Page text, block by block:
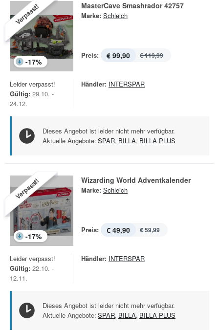
Verpasst!
-17%
MasterCave Smashrador 42757
Marke: Schleich
Preis: € 99,90 € 119,99
Leider verpasst!
Gültig: 29.10. -
24.12.
Händler: INTERSPAR
Dieses Angebot ist leider nicht mehr verfügbar.
Aktuelle Angebote: SPAR, BILLA, BILLA PLUS
Verpasst!
-17%
Wizarding World Adventkalender
Marke: Schleich
Preis: € 49,90 € 59,99
Leider verpasst!
Gültig: 22.10. -
12.11.
Händler: INTERSPAR
Dieses Angebot ist leider nicht mehr verfügbar.
Aktuelle Angebote: SPAR, BILLA, BILLA PLUS